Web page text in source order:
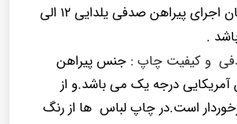
زمان اجرای پیراهن صدفی یلدایی ۱۲ الی
و کیفیت چاپ : جنس پیراهن
درجه یک می باشد.و از
است.در چاپ لباس ها از رنگ